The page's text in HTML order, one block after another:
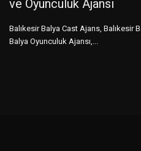
ve Oyunculuk Ajansı
Balıkesir Balya Cast Ajans, Balıkesir
Balya Oyunculuk Ajansı,...